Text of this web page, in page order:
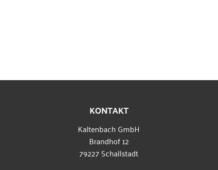
KONTAKT
Kaltenbach GmbH
Brandhof 12
79227 Schallstadt